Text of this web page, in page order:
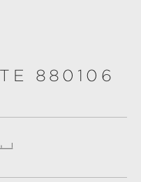
880106